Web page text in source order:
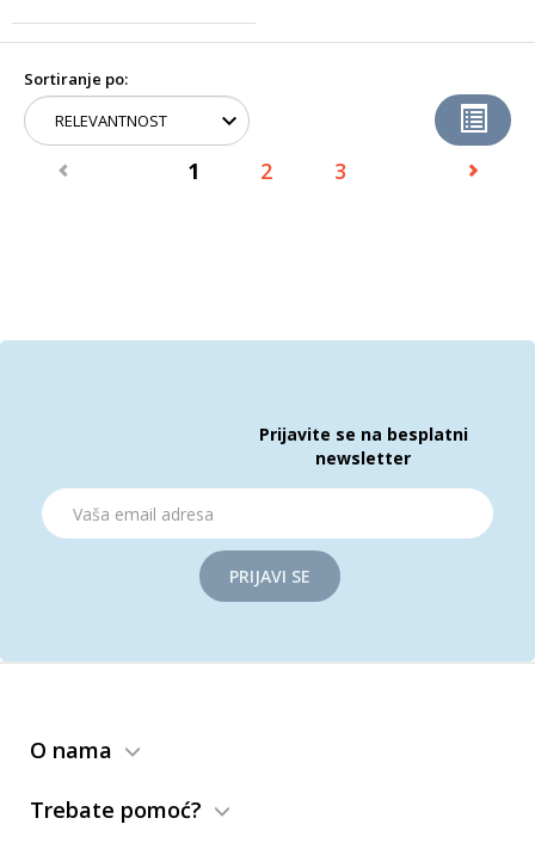
Sortiranje po:
1 2 3
Prijavite se na besplatni
newsletter
PRIJAVI SE
O nama
Trebate pomoć?